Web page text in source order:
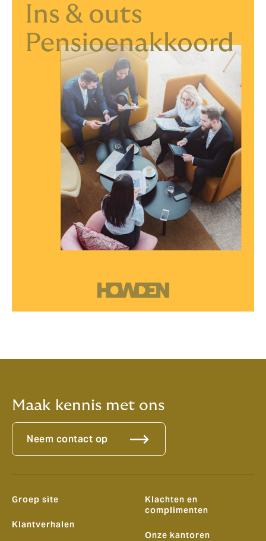
Maak kennis met ons
Neem contact op
Groep site
Klantverhalen
Klachten en
complimenten
Onze kantoren